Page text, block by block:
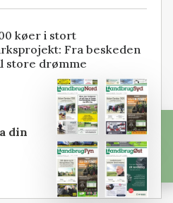
køer i stort
Fra beskeden
store drømme
din